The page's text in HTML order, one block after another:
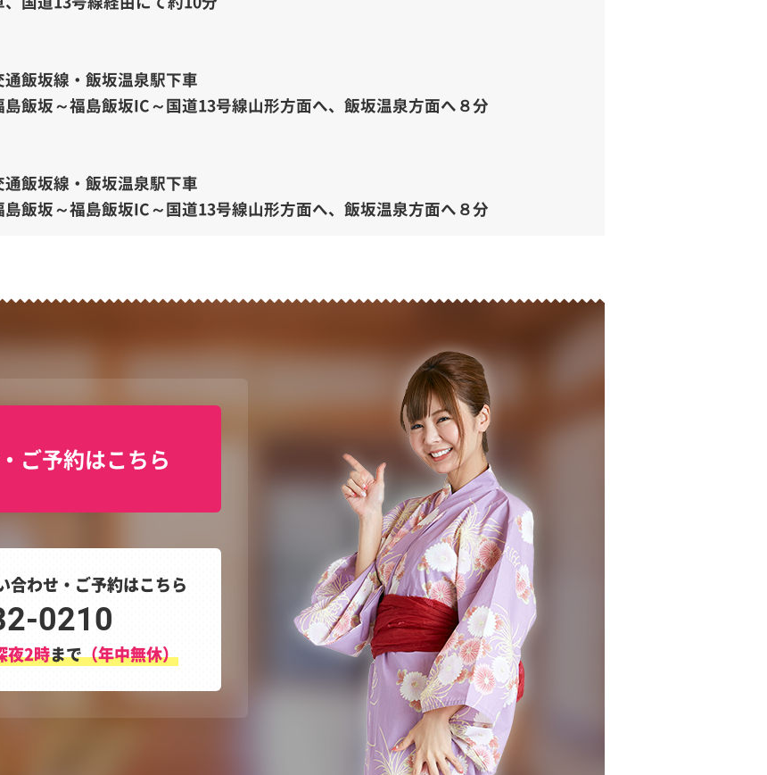
飯坂線・飯坂温泉駅下車
飯坂～福島飯坂IC～国道13号線山形方面へ、飯坂温泉方面へ８分
飯坂線・飯坂温泉駅下車
飯坂～福島飯坂IC～国道13号線山形方面へ、飯坂温泉方面へ８分
ご予約はこちら
合わせ・ご予約はこちら
0210
夜2時まで（年中無休）